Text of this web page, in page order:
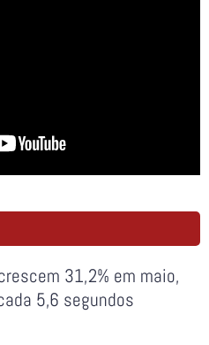
31,2% em maio,
5,6 segundos